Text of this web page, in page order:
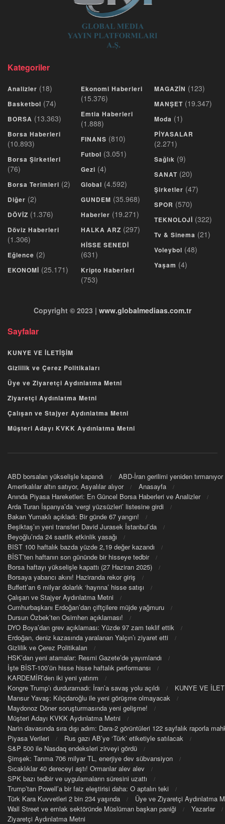
Kategoriler
Analizler (18)
Basketbol (74)
BORSA (13.363)
Borsa Haberleri
(10.893)
Borsa Şirketleri
(76)
Borsa Terimleri (2)
Diğer (2)
DÖVİZ (1.376)
Döviz Haberleri
(1.306)
Eğlence (2)
EKONOMİ (25.171)
Ekonomi Haberleri
(15.376)
Emtia Haberleri
(1.888)
FINANS (810)
Futbol (3.051)
Gezi (4)
Global (4.592)
GUNDEM (35.968)
Haberler (19.271)
HALKA ARZ (297)
HİSSE SENEDİ
(631)
Kripto Haberleri
(753)
MAGAZİN (123)
MANŞET (19.347)
Moda (1)
PİYASALAR
(2.271)
Sağlık (9)
SANAT (20)
Şirketler (47)
SPOR (570)
TEKNOLOJİ (322)
Tv & Sinema (21)
Voleybol (48)
Yaşam (4)
Copyright © 2023 | www.globalmediaas.com.tr
Sayfalar
KUNYE VE İLETİŞİM
Gizlilik ve Çerez Politikaları
Üye ve Ziyaretçi Aydınlatma Metni
Ziyaretçi Aydınlatma Metni
Çalışan ve Stajyer Aydınlatma Metni
Müşteri Adayı KVKK Aydınlatma Metni
ABD borsaları yükselişle kapandı
ABD-İran gerilimi yeniden tırmanıyor
Amerikalılar altın satıyor, Asyalılar alıyor
Anasayfa
Anında Piyasa Hareketleri: En Güncel Borsa Haberleri ve Analizler
Arda Turan İspanya’da ‘vergi yüzsüzleri’ listesine girdi
Bakan Yumaklı açıkladı: Bir günde 67 yangın!
Beşiktaş’ın yeni transferi David Jurasek İstanbul’da
Beyoğlu’nda 24 saatlik etkinlik yasağı
BIST 100 haftalık bazda yüzde 2,19 değer kazandı
BİST’ten haftanın son gününde bir hisseye tedbir
Borsa haftayı yükselişle kapattı (27 Haziran 2025)
Borsaya yabancı akını! Haziranda rekor giriş
Buffett’an 6 milyar dolarlık ‘hayrına’ hisse satışı
Çalışan ve Stajyer Aydınlatma Metni
Cumhurbaşkanı Erdoğan’dan çiftçilere müjde yağmuru
Dursun Özbek’ten Osimhen açıklaması!
DYO Boya’dan grev açıklaması: Yüzde 97 zam teklif ettik
Erdoğan, deniz kazasında yaralanan Yalçın’ı ziyaret etti
Gizlilik ve Çerez Politikaları
HSK’dan yeni atamalar: Resmi Gazete’de yayımlandı
İşte BİST-100’ün hisse hisse haftalık performansı
KARDEMİR’den iki yeni yatırım
Kongre Trump’ı durduramadı: İran’a savaş yolu açıldı
KUNYE VE
Mansur Yavaş: Kılıçdaroğlu ile yeni görüşme olmayacak
Maydonoz Döner soruşturmasında yeni gelişme!
Müşteri Adayı KVKK Aydınlatma Metni
Narin davasında sıra dışı adım: Dara-2 görüntüleri 122 sayfalık raporla
Piyasa Verileri
Rus gazı AB’ye ‘Türk’ etiketiyle satılacak
S&P 500 ile Nasdaq endeksleri zirveyi gördü
Şimşek: Tarıma 706 milyar TL, enerjiye dev sübvansiyon
Sıcaklıklar 40 dereceyi aştı! Ormanlar alev alev
SPK bazı tedbir ve uygulamaların süresini uzattı
Trump’tan Powell’a bir faiz eleştirisi daha: O aptalın teki
Türk Kara Kuvvetleri 2 bin 234 yaşında
Üye ve Ziyaretçi Aydınlatma
Wall Street ve emlak sektöründe Müslüman başkan paniği
Yazarlar
Ziyaretçi Aydınlatma Metni